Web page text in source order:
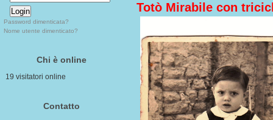
Password dimenticata?
Nome utente dimenticato?
Chi è online
19 visitatori online
Contatto
Totò Mirabile con